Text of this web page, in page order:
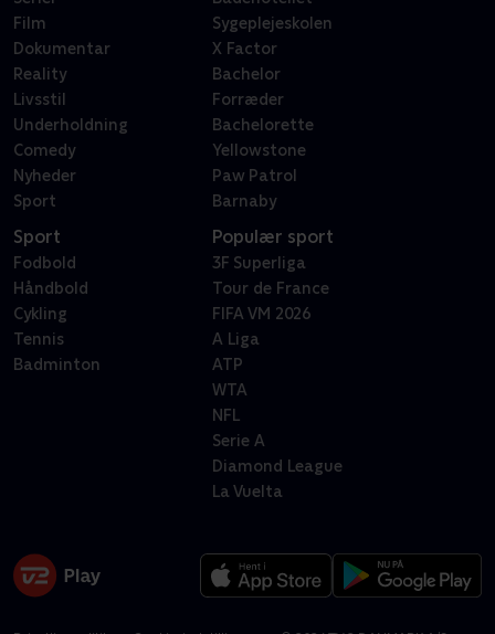
Film
Dokumentar
Reality
Livsstil
Underholdning
Comedy
Nyheder
Sport
Sygeplejeskolen
X Factor
Bachelor
Forræder
Bachelorette
Yellowstone
Paw Patrol
Barnaby
Sport
Fodbold
Håndbold
Cykling
Tennis
Badminton
Populær sport
3F Superliga
Tour de France
FIFA VM 2026
A Liga
ATP
WTA
NFL
Serie A
Diamond League
La Vuelta